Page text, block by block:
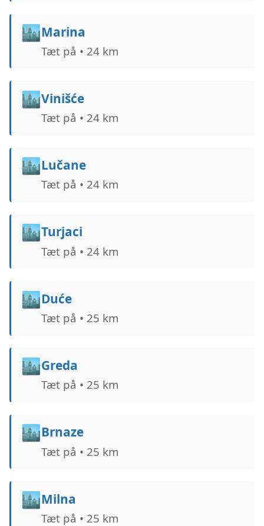
🏙️Marina
Tæt på • 24 km
🏙️Vinišće
Tæt på • 24 km
🏙️Lučane
Tæt på • 24 km
🏙️Turjaci
Tæt på • 24 km
🏙️Duće
Tæt på • 25 km
🏙️Greda
Tæt på • 25 km
🏙️Brnaze
Tæt på • 25 km
🏙️Milna
Tæt på • 25 km